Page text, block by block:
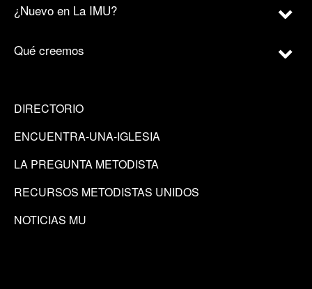
¿Nuevo en La IMU?
Qué creemos
DIRECTORIO
ENCUENTRA-UNA-IGLESIA
LA PREGUNTA METODISTA
RECURSOS METODISTAS UNIDOS
NOTICIAS MU